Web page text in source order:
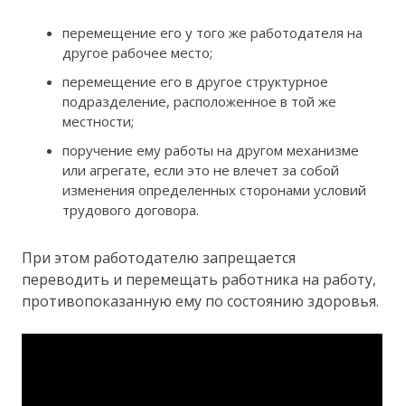
перемещение его у того же работодателя на
другое рабочее место;
перемещение его в другое структурное
подразделение, расположенное в той же
местности;
поручение ему работы на другом механизме
или агрегате, если это не влечет за собой
изменения определенных сторонами условий
трудового договора.
При этом работодателю запрещается
переводить и перемещать работника на работу,
противопоказанную ему по состоянию здоровья.